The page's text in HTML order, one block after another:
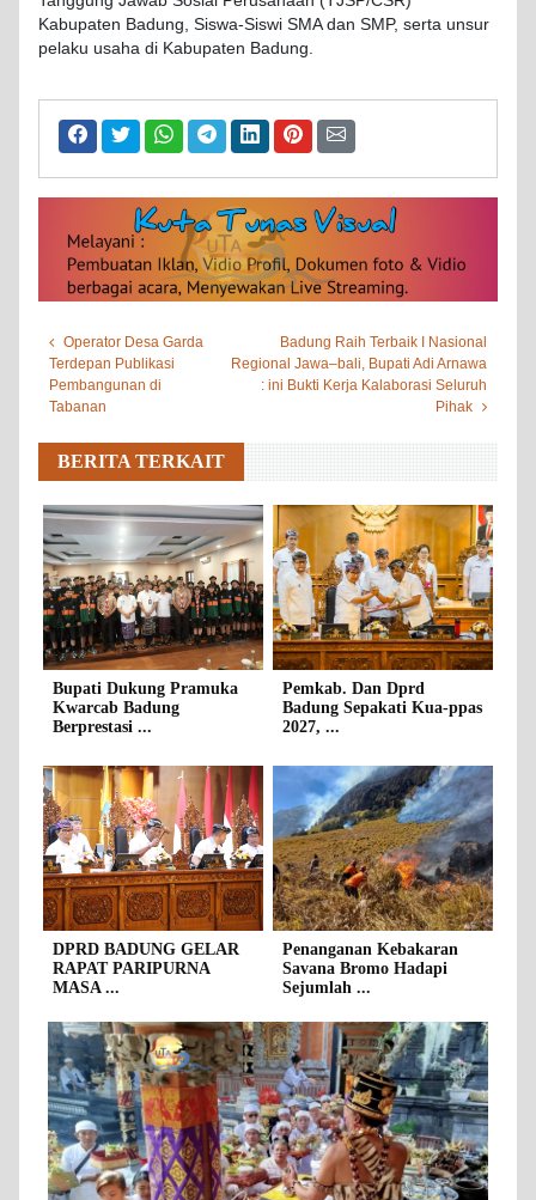
Kabupaten Badung, Siswa-Siswi SMA dan SMP, serta unsur
pelaku usaha di Kabupaten Badung.
Operator Desa Garda
Terdepan Publikasi
Pembangunan di
Tabanan
Badung Raih Terbaik I Nasional
Regional Jawa–bali, Bupati Adi Arnawa
: ini Bukti Kerja Kalaborasi Seluruh
Pihak
BERITA TERKAIT
Bupati Dukung Pramuka
Kwarcab Badung
Berprestasi ...
Pemkab. Dan Dprd
Badung Sepakati Kua-ppas
2027, ...
DPRD BADUNG GELAR
RAPAT PARIPURNA
MASA ...
Penanganan Kebakaran
Savana Bromo Hadapi
Sejumlah ...